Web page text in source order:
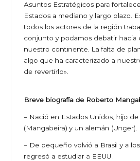
Asuntos Estratégicos para
Estados a mediano y largo plazo.
todos los actores de la región
conjunto y podamos debatir hacia
nuestro continente. La falta de
algo que ha caracterizado a
de revertirlo».
Breve biografía de Roberto
– Nació en Estados Unidos, hijo de
(Mangabeira) y un alemán (Unger).
– De pequeño volvió a Brasil y a
regresó a estudiar a EEUU.